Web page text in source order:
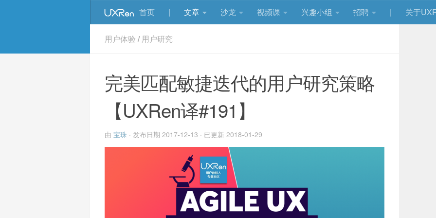
首页 | 文章 沙龙 视频课 兴趣小组 招聘 | 关于
用户体验 / 用户研究
完美匹配敏捷迭代的用户研究策略
【UXRen译#191】
由 宝珠 · 发布日期 2017-12-13 · 已更新 2018-01-29